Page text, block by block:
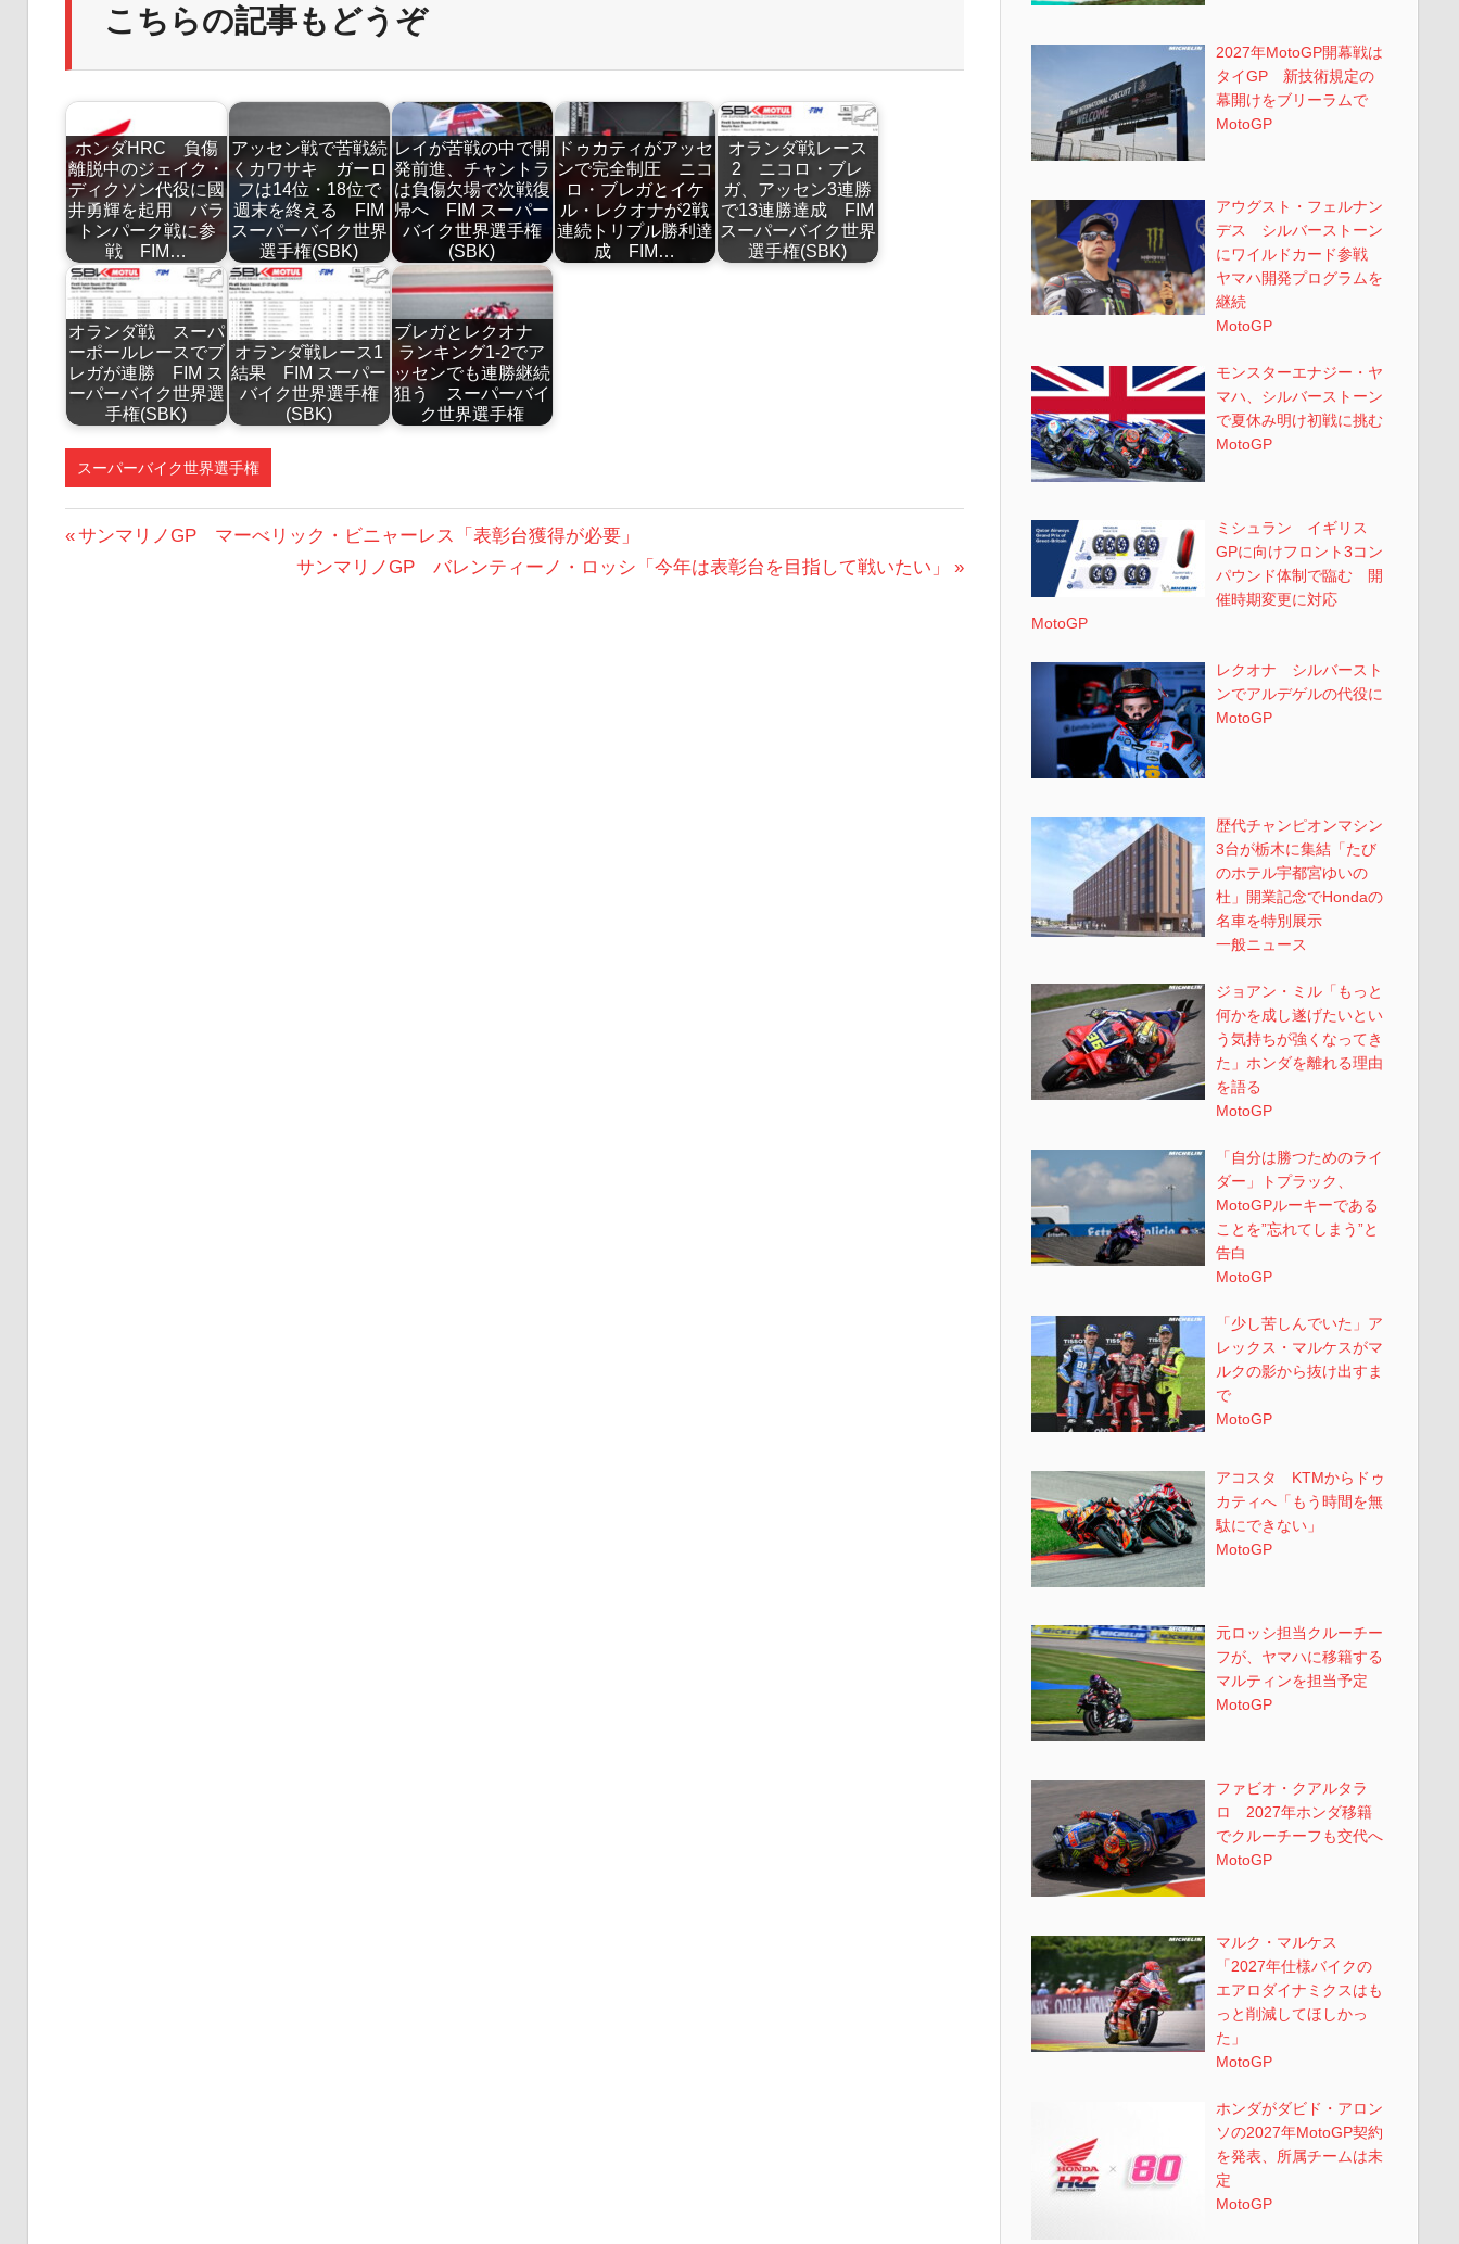
こちらの記事もどうぞ
ホンダHRC 負傷
離脱中のジェイク・
ディクソン代役に國
井勇輝を起用 バラ
トンパーク戦に参
戦 FIM…
アッセン戦で苦戦続
くカワサキ ガーロ
フは14位・18位で
週末を終える FIM
スーパーバイク世界
選手権(SBK)
レイが苦戦の中で開
発前進、チャントラ
は負傷欠場で次戦復
帰へ FIM スーパー
バイク世界選手権
(SBK)
ドゥカティがアッセ
ンで完全制圧 ニコ
ロ・ブレガとイケ
ル・レクオナが2戦
連続トリプル勝利達
成 FIM…
オランダ戦レース
2 ニコロ・ブレ
ガ、アッセン3連勝
で13連勝達成 FIM
スーパーバイク世界
選手権(SBK)
オランダ戦 スーパ
ーポールレースでブ
レガが連勝 FIM ス
ーパーバイク世界選
手権(SBK)
オランダ戦レース1
結果 FIM スーパー
バイク世界選手権
(SBK)
ブレガとレクオナ
ランキング1-2でア
ッセンでも連勝継続
狙う スーパーバイ
ク世界選手権
スーパーバイク世界選手権
投
前
サンマリノGP マーべリック・ビニャーレス「表彰台獲得が必要」
次
サンマリノGP バレンティーノ・ロッシ「今年は表彰台を目指して戦いたい」
2027年MotoGP開幕戦は
タイGP 新技術規定の
幕開けをブリーラムで
MotoGP
アウグスト・フェルナン
デス シルバーストーン
にワイルドカード参戦
ヤマハ開発プログラムを
継続
MotoGP
モンスターエナジー・ヤ
マハ、シルバーストーン
で夏休み明け初戦に挑む
MotoGP
ミシュラン イギリス
GPに向けフロント3コン
パウンド体制で臨む 開
催時期変更に対応
MotoGP
レクオナ シルバースト
ンでアルデゲルの代役に
MotoGP
歴代チャンピオンマシン
3台が栃木に集結「たび
のホテル宇都宮ゆいの
杜」開業記念でHondaの
名車を特別展示
一般ニュース
ジョアン・ミル「もっと
何かを成し遂げたいとい
う気持ちが強くなってき
た」ホンダを離れる理由
を語る
MotoGP
「自分は勝つためのライ
ダー」トプラック、
MotoGPルーキーである
ことを”忘れてしまう”と
告白
MotoGP
「少し苦しんでいた」ア
レックス・マルケスがマ
ルクの影から抜け出すま
で
MotoGP
アコスタ KTMからドゥ
カティへ「もう時間を無
駄にできない」
MotoGP
元ロッシ担当クルーチー
フが、ヤマハに移籍する
マルティンを担当予定
MotoGP
ファビオ・クアルタラ
ロ 2027年ホンダ移籍
でクルーチーフも交代へ
MotoGP
マルク・マルケス
「2027年仕様バイクの
エアロダイナミクスはも
っと削減してほしかっ
た」
MotoGP
ホンダがダビド・アロン
ソの2027年MotoGP契約
を発表、所属チームは未
定
MotoGP